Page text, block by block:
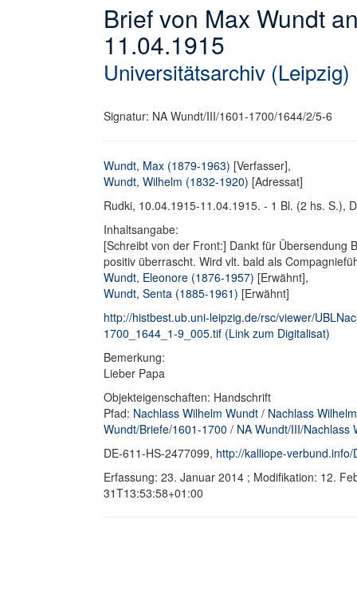
Brief von Max Wundt
11.04.1915
Universitätsarchiv (Leipzig)
Signatur: NA Wundt/III/1601-1700/1644/2/5-6
Wundt, Max (1879-1963) [Verfasser],
Wundt, Wilhelm (1832-1920) [Adressat]
Rudki, 10.04.1915-11.04.1915. - 1 Bl. (2 hs. S.),
Inhaltsangabe:
[Schreibt von der Front:] Dankt für Übersendung
positiv überrascht. Wird vlt. bald als
Wundt, Eleonore (1876-1957) [Erwähnt],
Wundt, Senta (1885-1961) [Erwähnt]
http://histbest.ub.uni-leipzig.de/rsc/viewer/
1700_1644_1-9_005.tif (Link zum Digitalisat)
Bemerkung:
Lieber Papa
Objekteigenschaften: Handschrift
Pfad: Nachlass Wilhelm Wundt / Nachlass
Wundt/Briefe/1601-1700 / NA Wundt/III/Nachlass
DE-611-HS-2477099, http://kalliope-
Erfassung: 23. Januar 2014 ; Modifikation: 12.
31T13:53:58+01:00